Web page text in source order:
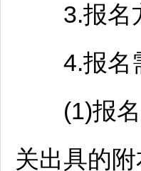
3.报名方
4.报名需
(1)报名
关出具的